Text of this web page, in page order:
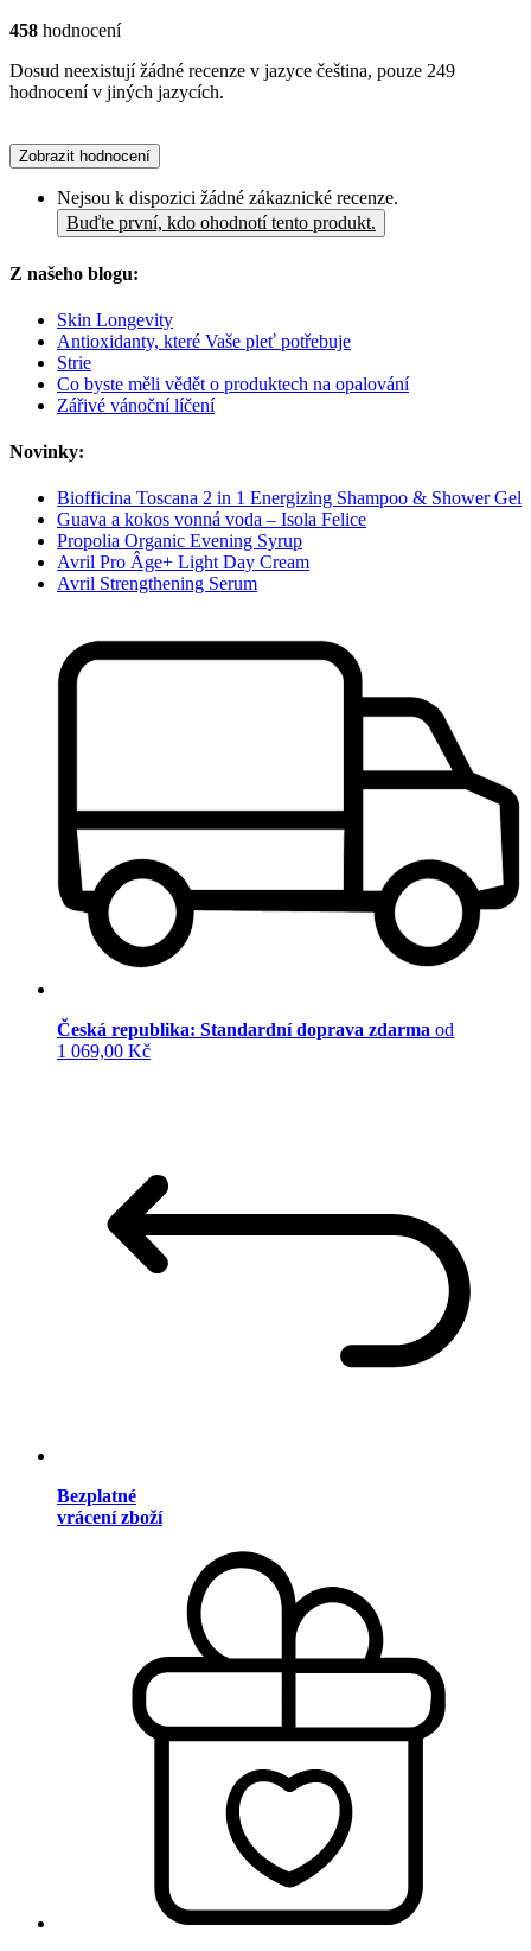
458 hodnocení
Dosud neexistují žádné recenze v jazyce čeština, pouze 249
hodnocení v jiných jazycích.
Zobrazit hodnocení
Nejsou k dispozici žádné zákaznické recenze.
Buďte první, kdo ohodnotí tento produkt.
Z našeho blogu:
Skin Longevity
Antioxidanty, které Vaše pleť potřebuje
Strie
Co byste měli vědět o produktech na opalování
Zářivé vánoční líčení
Novinky:
Biofficina Toscana 2 in 1 Energizing Shampoo & Shower Gel
Guava a kokos vonná voda – Isola Felice
Propolia Organic Evening Syrup
Avril Pro Âge+ Light Day Cream
Avril Strengthening Serum
Česká republika: Standardní doprava zdarma od
1 069,00 Kč
Bezplatné
vrácení zboží